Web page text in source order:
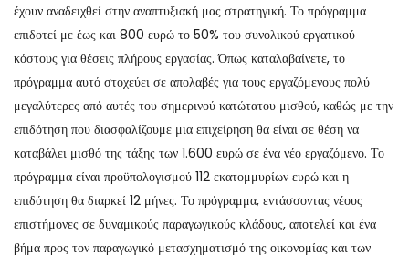
έχουν αναδειχθεί στην αναπτυξιακή μας στρατηγική. Το πρόγραμμα
επιδοτεί με έως και 800 ευρώ το 50% του συνολικού εργατικού
κόστους για θέσεις πλήρους εργασίας. Όπως καταλαβαίνετε, το
πρόγραμμα αυτό στοχεύει σε απολαβές για τους εργαζόμενους πολύ
μεγαλύτερες από αυτές του σημερινού κατώτατου μισθού, καθώς με την
επιδότηση που διασφαλίζουμε μια επιχείρηση θα είναι σε θέση να
καταβάλει μισθό της τάξης των 1.600 ευρώ σε ένα νέο εργαζόμενο. Το
πρόγραμμα είναι προϋπολογισμού 112 εκατομμυρίων ευρώ και η
επιδότηση θα διαρκεί 12 μήνες. Το πρόγραμμα, εντάσσοντας νέους
επιστήμονες σε δυναμικούς παραγωγικούς κλάδους, αποτελεί και ένα
βήμα προς τον παραγωγικό μετασχηματισμό της οικονομίας και των